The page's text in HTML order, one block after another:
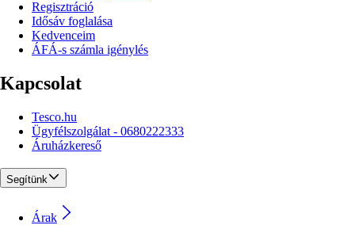
Regisztráció
Idősáv foglalása
Kedvenceim
ÁFÁ-s számla igénylés
Kapcsolat
Tesco.hu
Ügyfélszolgálat - 0680222333
Áruházkereső
Segítünk
Árak